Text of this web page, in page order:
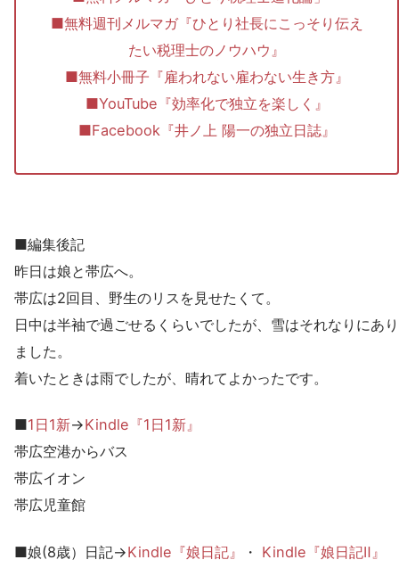
■無料週刊メルマガ『ひとり社長にこっそり伝え
たい税理士のノウハウ』
■無料小冊子『雇われない雇わない生き方』
■YouTube『効率化で独立を楽しく』
■Facebook『井ノ上 陽一の独立日誌』
■編集後記
昨日は娘と帯広へ。
帯広は2回目、野生のリスを見せたくて。
日中は半袖で過ごせるくらいでしたが、雪はそれなりにあり
ました。
着いたときは雨でしたが、晴れてよかったです。
■1日1新→Kindle『1日1新』
帯広空港からバス
帯広イオン
帯広児童館
■娘(8歳）日記→Kindle『娘日記』 ・ Kindle『娘日記Ⅱ』